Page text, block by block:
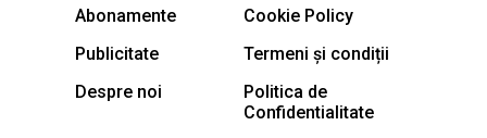
Abonamente
Cookie Policy
Publicitate
Termeni și condiții
Despre noi
Politica de
Confidentialitate